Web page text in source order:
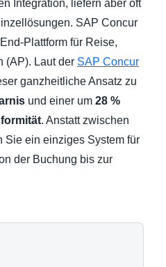
Integration, liefern aber oft
SAP Concur
Plattform für Reise,
(AP). Laut der SAP Concur
ganzheitliche Ansatz zu
und einer um 28 %
. Anstatt zwischen
Sie ein einziges System für
der Buchung bis zur